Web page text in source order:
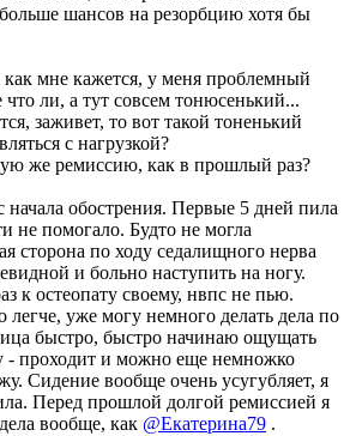
шансов на резорбцию хотя бы
мне кажется, у меня проблемный
ли, а тут совсем тонюсенький...
заживет, то вот такой тоненький
с нагрузкой?
же ремиссию, как в прошлый раз?
обострения. Первые 5 дней пила
не помогало. Будто не могла
сторона по ходу седалищного нерва
и больно наступить на ногу.
к остеопату своему, нвпс не пью.
уже могу немного делать дела по
быстро, быстро начинаю ощущать
- проходит и можно еще немножко
Сидение вообще очень усугубляет, я
Перед прошлой долгой ремиссией я
вообще, как @Екатерина79 .